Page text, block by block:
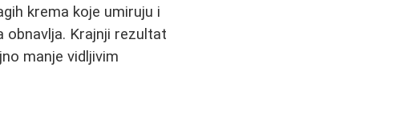
krema koje umiruju i
obnavlja. Krajnji rezultat
manje vidljivim